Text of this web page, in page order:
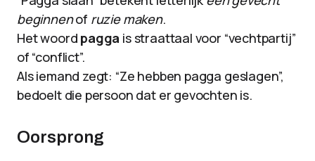
beginnenof ruzie maken.
Het woord pagga is straattaal voor “vechtpartij”
of “conflict”.
Als iemand zegt: “Ze hebben pagga geslagen”,
bedoelt die persoon dat er gevochten is.
Oorsprong